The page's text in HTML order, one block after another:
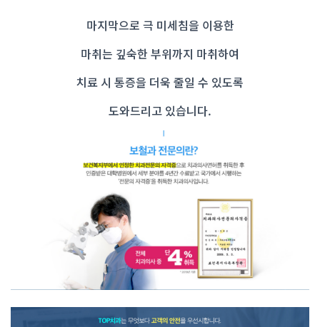
마지막으로 극 미세침을 이용한
마취는 깊숙한 부위까지 마취하여
치료 시 통증을 더욱 줄일 수 있도록
도와드리고 있습니다.